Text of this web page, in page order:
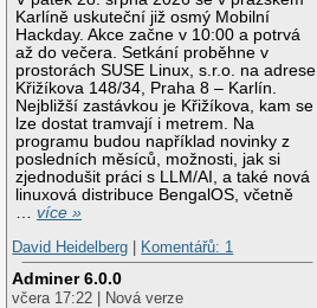
Karlíně uskuteční již osmý Mobilní
Hackday. Akce začne v 10:00 a potrvá
až do večera. Setkání proběhne v
prostorách SUSE Linux, s.r.o. na adrese
Křižíkova 148/34, Praha 8 – Karlín.
Nejbližší zastávkou je Křižíkova, kam se
lze dostat tramvají i metrem. Na
programu budou například novinky z
posledních měsíců, možnosti, jak si
zjednodušit práci s LLM/AI, a také nová
linuxová distribuce BengalOS, včetně
…více »
David Heidelberg
Komentářů: 1
Adminer 6.0.0
včera 17:22 | Nová verze